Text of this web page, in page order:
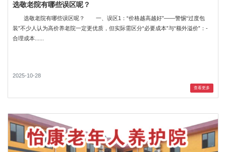
选敬老院有哪些误区呢？
选敬老院有哪些误区呢？ 一、误区1：“价格越高越好”——警惕“过度包
装”不少人认为高价养老院一定更优质，但实际需区分“必要成本”与“额外溢价”：-
合理成本......
2025-10-28
查看更多